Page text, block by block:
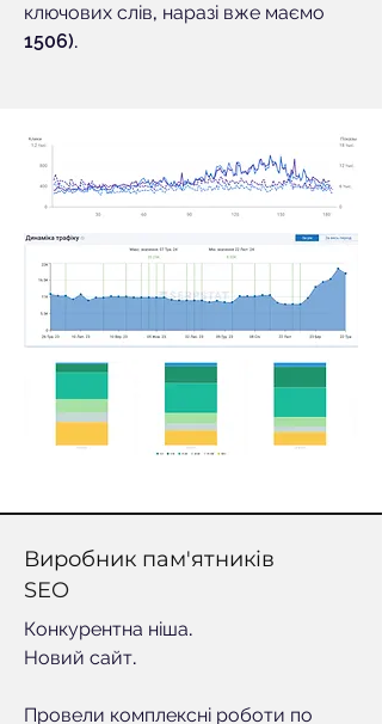
ключових слів, наразі вже маємо
1506).
Виробник пам'ятників
SEO
Конкурентна ніша.
Новий сайт.
Провели комплексні роботи по